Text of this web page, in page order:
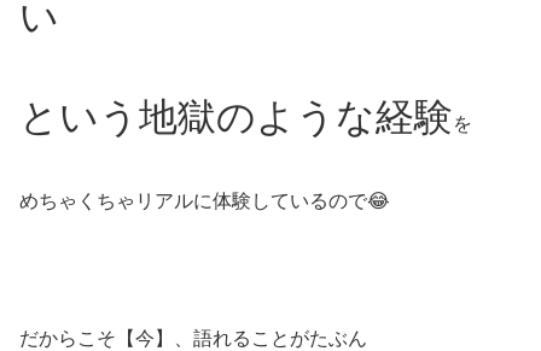
い
という地獄のような経験を
めちゃくちゃリアルに体験しているので😂
だからこそ【今】、語れることがたぶん